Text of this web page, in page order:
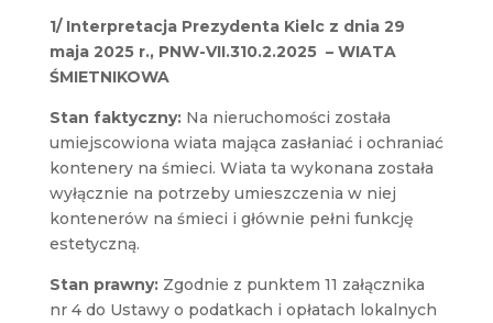
1/ Interpretacja Prezydenta Kielc z dnia 29
maja 2025 r., PNW-VII.310.2.2025 – WIATA
ŚMIETNIKOWA
Stan faktyczny:Na nieruchomości została
umiejscowiona wiata mająca zasłaniać i ochraniać
kontenery na śmieci. Wiata ta wykonana została
wyłącznie na potrzeby umieszczenia w niej
kontenerów na śmieci i głównie pełni funkcję
estetyczną.
Stan prawny:Zgodnie z punktem 11 załącznika
nr 4 do Ustawy o podatkach i opłatach lokalnych